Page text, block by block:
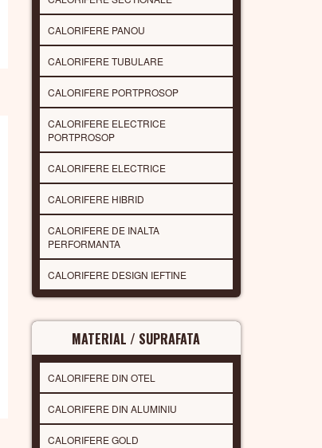
CALORIFERE PANOU
CALORIFERE TUBULARE
CALORIFERE PORTPROSOP
CALORIFERE ELECTRICE
PORTPROSOP
CALORIFERE ELECTRICE
CALORIFERE HIBRID
CALORIFERE DE INALTA
PERFORMANTA
CALORIFERE DESIGN IEFTINE
MATERIAL / SUPRAFATA
CALORIFERE DIN OTEL
CALORIFERE DIN ALUMINIU
CALORIFERE GOLD